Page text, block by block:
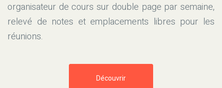
organisateur de cours sur double page par semaine,
relevé de notes et emplacements libres pour les
réunions.
Découvrir